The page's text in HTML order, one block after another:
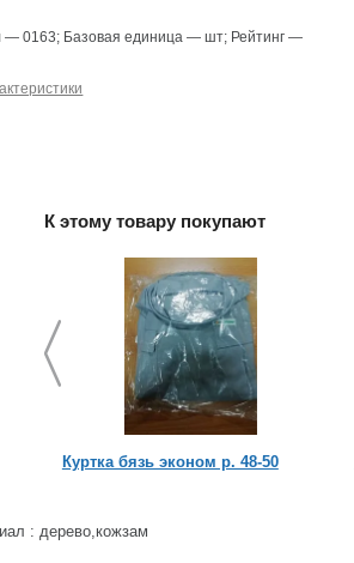
—0163; Базовая единица —шт; Рейтинг —
К этому товару покупают
Куртка бязь эконом р. 48-50
: дерево,кожзам